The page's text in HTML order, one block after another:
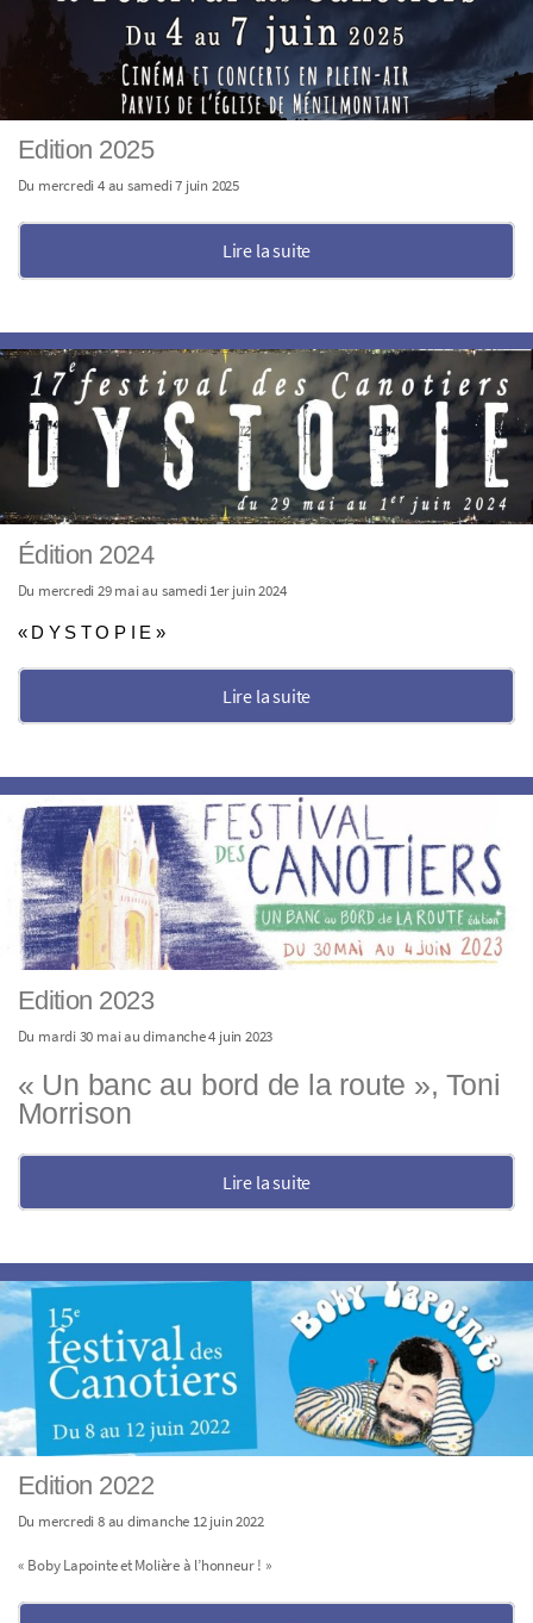
Edition 2025
Du mercredi 4 au samedi 7 juin 2025
Lire la suite
Édition 2024
Du mercredi 29 mai au samedi 1er juin 2024
« D Y S T O P I E »
Lire la suite
Edition 2023
Du mardi 30 mai au dimanche 4 juin 2023
« Un banc au bord de la route », Toni
Morrison
Lire la suite
Edition 2022
Du mercredi 8 au dimanche 12 juin 2022
« Boby Lapointe et Molière à l’honneur ! »